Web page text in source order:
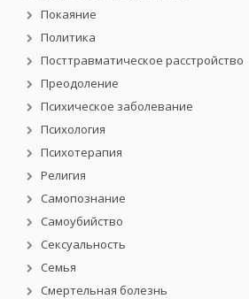
Покаяние
Политика
Посттравматическое расстройство
Преодоление
Психическое заболевание
Психология
Психотерапия
Религия
Самопознание
Самоубийство
Сексуальность
Семья
Смертельная болезнь